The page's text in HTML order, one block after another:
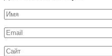
Имя
*
Email
*
Сайт